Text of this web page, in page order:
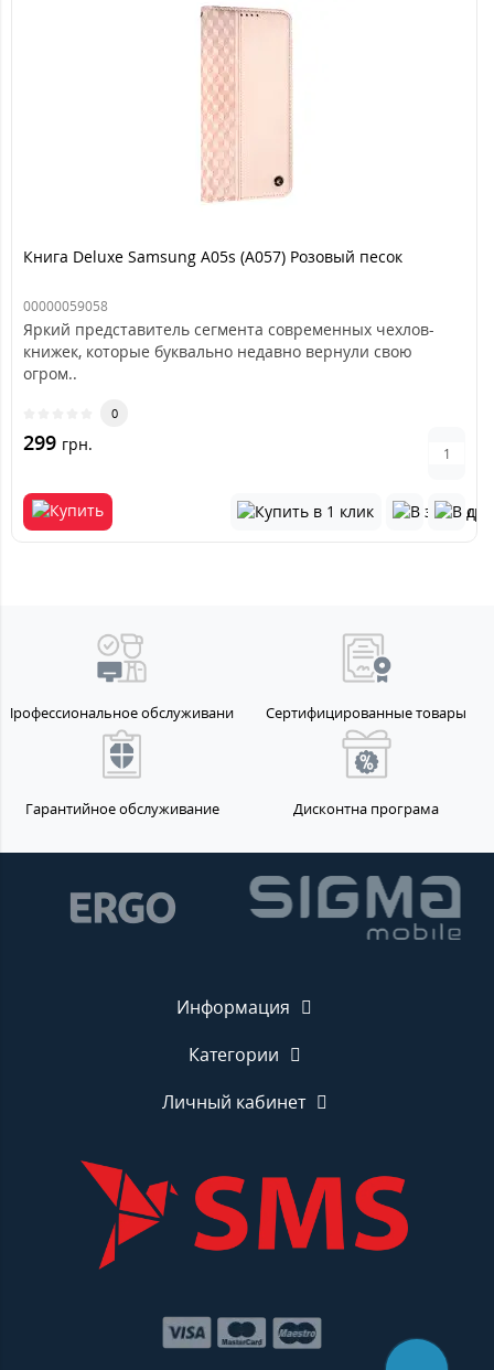
Книга Deluxe Samsung A05s (A057) Розовый песок
00000059058
Яркий представитель сегмента современных чехлов-
книжек, которые буквально недавно вернули свою
огром..
0
299 грн.
Профессиональное обслуживание Сертифицированные товары
Гарантийное обслуживание Дисконтна програма
Информация
Категории
Личный кабинет